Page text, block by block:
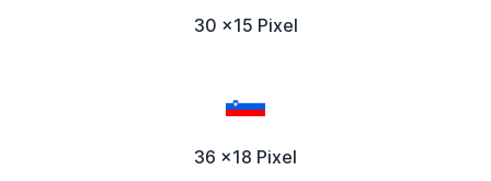
30 x15 Pixel
36 x18 Pixel